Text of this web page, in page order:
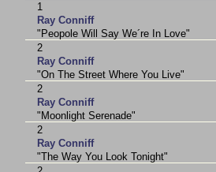
1
Ray Conniff
"Peopole Will Say We´re In Love"
2
Ray Conniff
"On The Street Where You Live"
2
Ray Conniff
"Moonlight Serenade"
2
Ray Conniff
"The Way You Look Tonight"